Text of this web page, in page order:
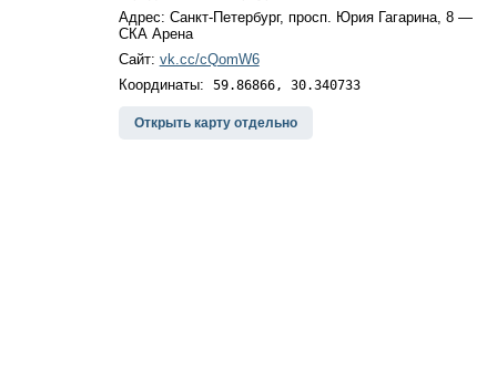
Адрес: Санкт-Петербург, просп. Юрия Гагарина, 8 —
СКА Арена
Сайт: vk.cc/cQomW6
Координаты: 59.86866, 30.340733
Открыть карту отдельно